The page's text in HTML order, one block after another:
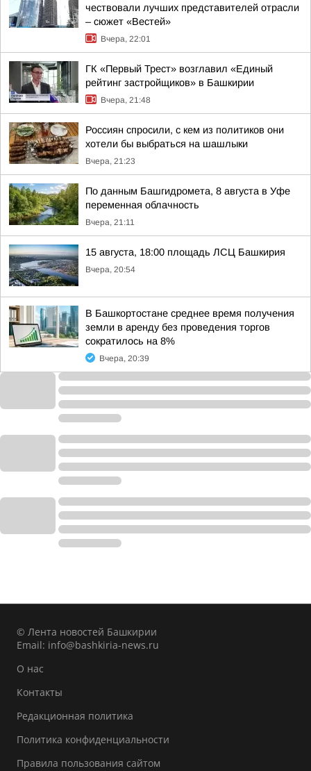
чествовали лучших представителей отрасли
– сюжет «Вестей»
Вчера, 22:01
ГК «Первый Трест» возглавил «Единый
рейтинг застройщиков» в Башкирии
Вчера, 21:48
Россиян спросили, с кем из политиков они
хотели бы выбраться на шашлыки
Вчера, 21:23
По данным Башгидромета, 8 августа в Уфе
переменная облачность
Вчера, 21:11
15 августа, 18:00 площадь ЛСЦ Башкирия
Вчера, 20:54
В Башкортостане среднее время получения
земли в аренду без проведения торгов
сократилось на 8%
Вчера, 20:39
© Лента новостей Башкирии
Email: info@bashkiria-news.ru
О нас
Контакты
Редакционная политика
Политика конфиденциальности
Правила пользования сайтом